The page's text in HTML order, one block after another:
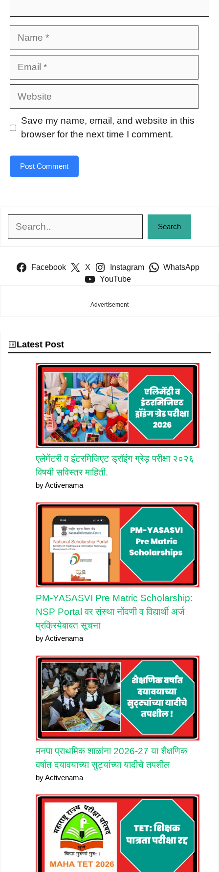
Website
Save my name, email, and website in this
browser for the next time I comment.
Search
Facebook X Instagram
WhatsApp
YouTube
---Advertisement---
Latest Post
एलेमेंटरी व इंटरमिजिएट ड्रॉइंग ग्रेड़ परीक्षा २०२६
विषयी सविस्तर माहिती.
by Activenama
PM-YASASVI Pre Matric Scholarship:
NSP Portal वर संस्था नोंदणी व विद्यार्थी अर्ज
प्रक्रियेबाबत सूचना
by Activenama
मनपा प्राथमिक शाळांना 2026-27 या शैक्षणिक
वर्षात दयावयाच्या सुट्यांच्या यादीचे तपशील
by Activenama